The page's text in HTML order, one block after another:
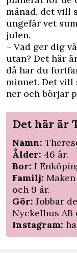
månad, det vill
ungefär vet
julen.
– Vad ger dig
utan? Det här
då har du
minnet. Det vill
ner och börjar
Det här är
Namn:
Ålder: 46 år.
Bor: I
Familj:
och 9 år.
Gör: Jobbar
Nyckelhus
Instagram: